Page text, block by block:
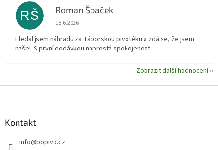
RŠ Roman Špaček
Hodnocení obchodu je 5 z 5 hvězdiček.
15.6.2026
Hledal jsem náhradu za Táborskou pivotéku a zdá se, že jsem
našel. S první dodávkou naprostá spokojenost.
Zobrazit další hodnocení
Kontakt
info@bopivo.cz